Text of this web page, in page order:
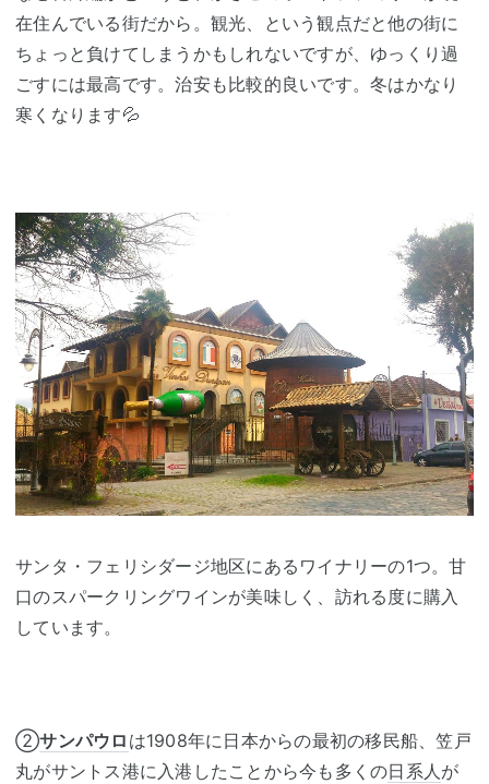
在住んでいる街だから。観光、という観点だと他の街に
ちょっと負けてしまうかもしれないですが、ゆっくり過
ごすには最高です。治安も比較的良いです。冬はかなり
寒くなります💦
サンタ・フェリシダージ地区にあるワイナリーの1つ。甘
口のスパークリングワインが美味しく、訪れる度に購入
しています。
②サンパウロ は1908年に日本からの最初の移民船、笠戸
丸がサントス港に入港したことから今も多くの日系人が